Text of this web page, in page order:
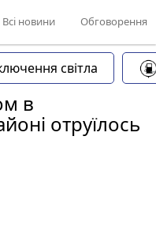
Всі новини Обговорення
світла
в
отруїлось